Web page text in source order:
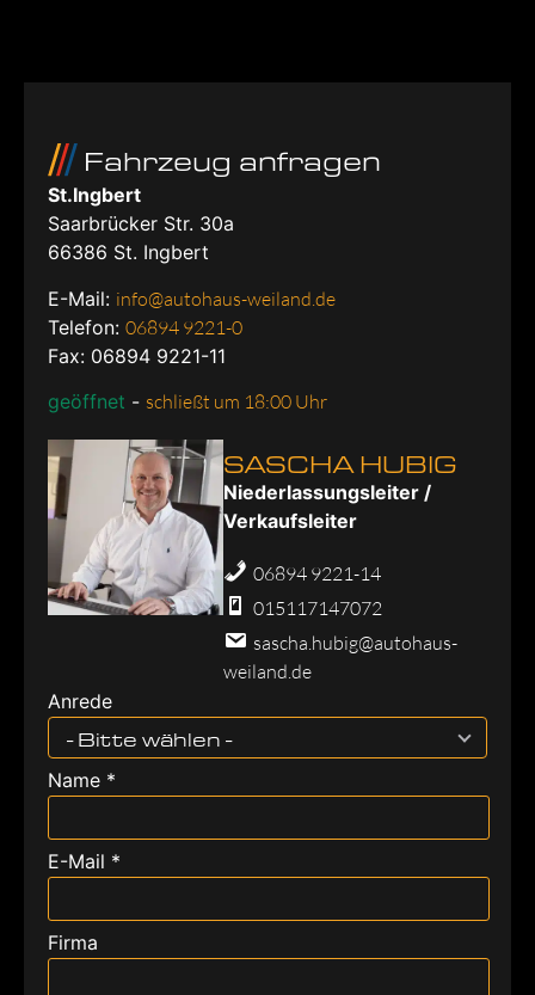
Fahrzeug anfragen
St.Ingbert
Saarbrücker Str. 30a
66386 St. Ingbert
E-Mail: info@autohaus-weiland.de
Telefon: 06894 9221-0
Fax: 06894 9221-11
geöffnet - schließt um 18:00 Uhr
SASCHA HUBIG
Niederlassungsleiter /
Verkaufsleiter
06894 9221-14
015117147072
sascha.hubig@autohaus-
weiland.de
Anrede
- Bitte wählen -
Name *
E-Mail *
Firma